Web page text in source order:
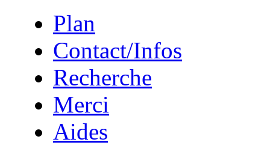
Plan
Contact/Infos
Recherche
Merci
Aides